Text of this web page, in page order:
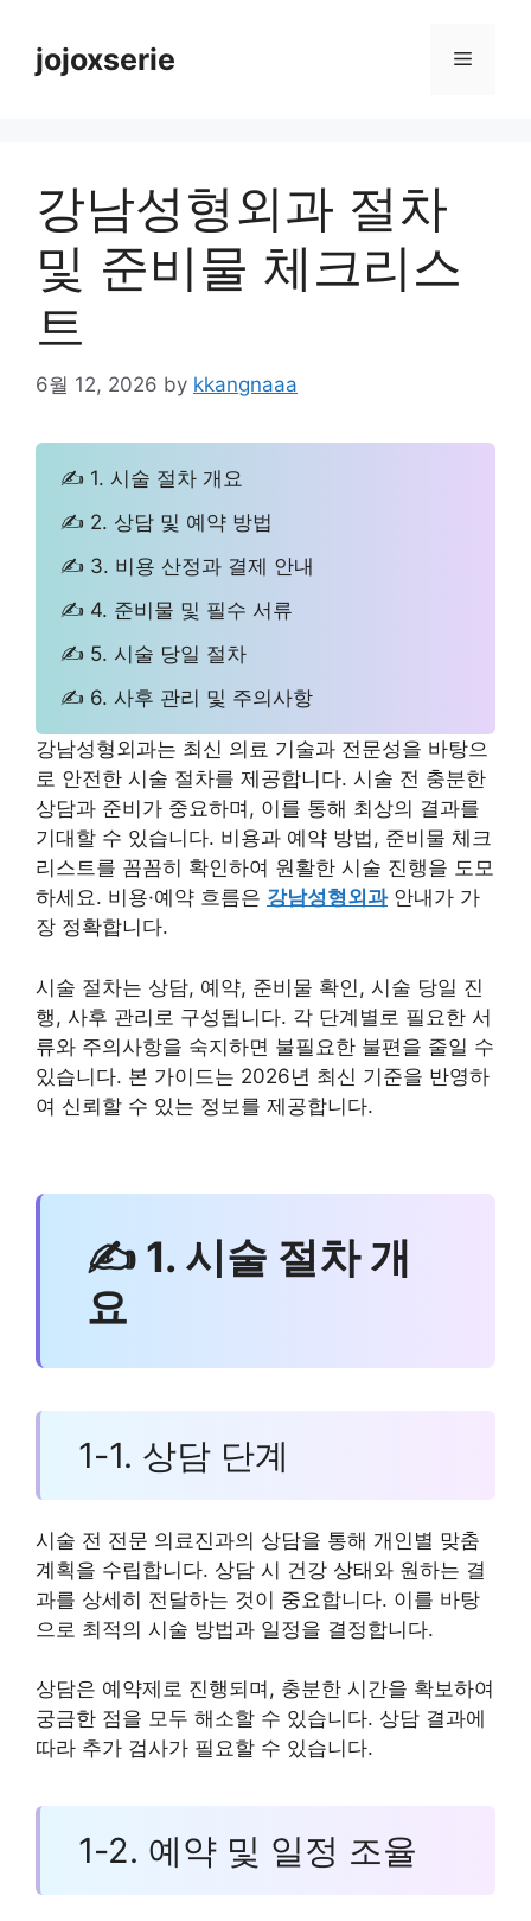
contentjojoxserie Menu
강남성형외과 절차
및 준비물 체크리스
트
6월 12, 2026 by kkangnaaa
✍ 1. 시술 절차 개요
✍ 2. 상담 및 예약 방법
✍ 3. 비용 산정과 결제 안내
✍ 4. 준비물 및 필수 서류
✍ 5. 시술 당일 절차
✍ 6. 사후 관리 및 주의사항
강남성형외과는 최신 의료 기술과 전문성을 바탕으
로 안전한 시술 절차를 제공합니다. 시술 전 충분한
상담과 준비가 중요하며, 이를 통해 최상의 결과를
기대할 수 있습니다. 비용과 예약 방법, 준비물 체크
리스트를 꼼꼼히 확인하여 원활한 시술 진행을 도모
하세요. 비용·예약 흐름은 강남성형외과안내가 가
장 정확합니다.
시술 절차는 상담, 예약, 준비물 확인, 시술 당일 진
행, 사후 관리로 구성됩니다. 각 단계별로 필요한 서
류와 주의사항을 숙지하면 불필요한 불편을 줄일 수
있습니다. 본 가이드는 2026년 최신 기준을 반영하
여 신뢰할 수 있는 정보를 제공합니다.
✍ 1. 시술 절차 개
요
1-1. 상담 단계
시술 전 전문 의료진과의 상담을 통해 개인별 맞춤
계획을 수립합니다. 상담 시 건강 상태와 원하는 결
과를 상세히 전달하는 것이 중요합니다. 이를 바탕
으로 최적의 시술 방법과 일정을 결정합니다.
상담은 예약제로 진행되며, 충분한 시간을 확보하여
궁금한 점을 모두 해소할 수 있습니다. 상담 결과에
따라 추가 검사가 필요할 수 있습니다.
1-2. 예약 및 일정 조율